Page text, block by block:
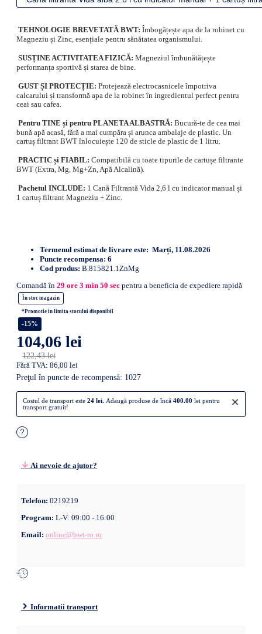
TEHNOLOGIE BREVETATĂ BWT: Îmbogățește apa de la robinet cu
Magneziu și Zinc, esențiale pentru sănătatea organismului.
SUSȚINE ACTIVITATEA FIZICĂ: Magneziul îmbunătățește
performanța sportivă și starea de bine.
GUST ȘI PROTECȚIE: Protejează electrocasnicele împotriva
calcarului și transformă apa de la robinet în ingredientul perfect pentru
ceai sau cafea.
Pentru TINE și pentru PLANETA ALBASTRĂ: Bucură-te de cea mai
bună apă acasă, fără a mai cumpăra și arunca ambalaje de plastic. Un
cartuș filtrant BWT înlocuiește 120 de sticle de plastic de 1 litru.
PRACTIC și FIABIL: Compatibilă cu toate tipurile de cartușe filtrante
BWT (Extra, Mg, Mg+Zn, Apă Alcalină).
Pachetul INCLUDE: 1 Cană Filtrantă Vida 2,6 l cu indicator manual și
1 cartuș filtrant Magneziu + Zinc.
Termenul estimat de livrare este: Marți, 11.08.2026
Puncte recompensa: 6
Cod produs: B.815821.1ZnMg
Comandă în 29 ore 3 min 49 sec pentru a beneficia de expediere rapidă
În stoc magazin
*Promotie in limita stocului disponibil
-15%
104,06 lei
122,43 lei
Fără TVA: 86,00 lei
Preţul în puncte de recompensă: 1027
×
Costul de transport este 24 lei. Adaugă produse de încă 400.00 lei pentru
transport gratuit!
Ai nevoie de ajutor?
Telefon: 0219219
Program: L-V: 09:00 - 16:00
Email: online@bwt-ro.ro
Informatii transport